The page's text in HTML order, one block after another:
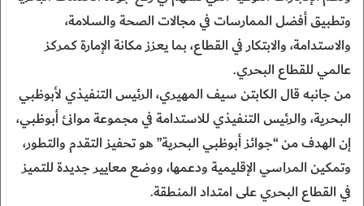
وتطبيق أفضل الممارسات في مجالات الصحة والسلامة،
والاستدامة، والابتكار في القطاع، بما يعزز مكانة الإمارة كمركز
عالمي للقطاع البحري.
من جانبه قال الكابتن سيف المهيري، الرئيس التنفيذي لأبوظبي
البحرية، والرئيس التنفيذي للاستدامة في مجموعة موانئ أبوظبي،
إن الهدف من “جوائز أبوظبي البحرية” هو تحفيز التقدم والتطور،
وتمكين المراسي الإقليمية ودعمها، ووضع معايير جديدة للتميز
في القطاع البحري على امتداد المنطقة.